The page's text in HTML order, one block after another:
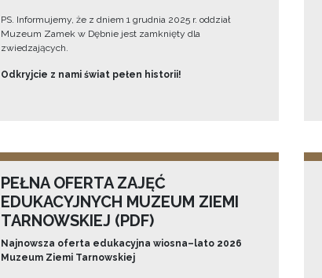
PS. Informujemy, że z dniem 1 grudnia 2025 r. oddział
Muzeum Zamek w Dębnie jest zamknięty dla
zwiedzających.
Odkryjcie z nami świat pełen historii!
PEŁNA OFERTA ZAJĘĆ
EDUKACYJNYCH MUZEUM ZIEMI
TARNOWSKIEJ (PDF)
Najnowsza oferta edukacyjna wiosna–lato 2026
Muzeum Ziemi Tarnowskiej